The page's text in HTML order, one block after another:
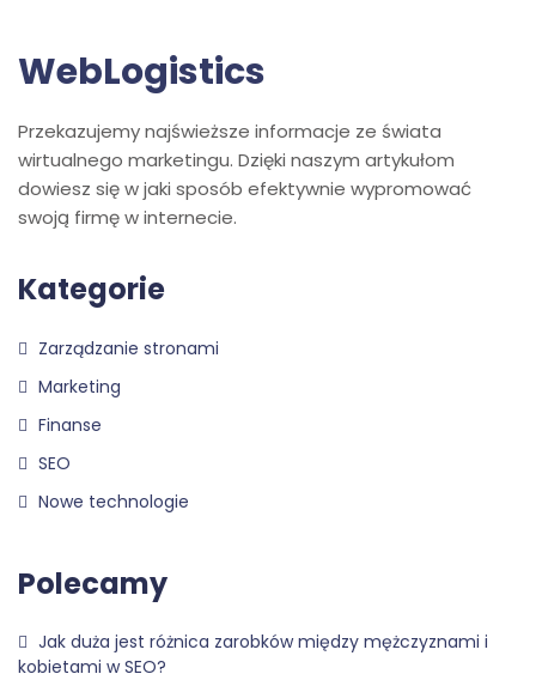
WebLogistics
Przekazujemy najświeższe informacje ze świata
wirtualnego marketingu. Dzięki naszym artykułom
dowiesz się w jaki sposób efektywnie wypromować
swoją firmę w internecie.
Kategorie
Zarządzanie stronami
Marketing
Finanse
SEO
Nowe technologie
Polecamy
Jak duża jest różnica zarobków między mężczyznami i
kobietami w SEO?